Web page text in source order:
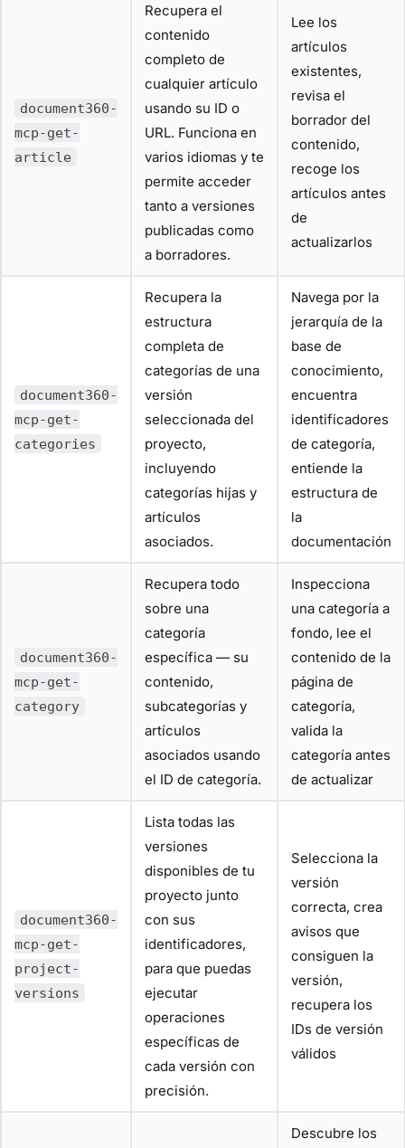
document360-
mcp-get-
article
Recupera el
contenido
completo de
cualquier artículo
usando su ID o
URL. Funciona en
varios idiomas y te
permite acceder
tanto a versiones
publicadas como
a borradores.
Lee los
artículos
existentes,
revisa el
borrador del
contenido,
recoge los
artículos antes
de
actualizarlos
document360-
mcp-get-
categories
Recupera la
estructura
completa de
categorías de una
versión
seleccionada del
proyecto,
incluyendo
categorías hijas y
artículos
asociados.
Navega por la
jerarquía de la
base de
conocimiento,
encuentra
identificadores
de categoría,
entiende la
estructura de
la
documentación
document360-
mcp-get-
category
Recupera todo
sobre una
categoría
específica — su
contenido,
subcategorías y
artículos
asociados usando
el ID de categoría.
Inspecciona
una categoría a
fondo, lee el
contenido de la
página de
categoría,
valida la
categoría antes
de actualizar
document360-
mcp-get-
project-
versions
Lista todas las
versiones
disponibles de tu
proyecto junto
con sus
identificadores,
para que puedas
ejecutar
operaciones
específicas de
cada versión con
precisión.
Selecciona la
versión
correcta, crea
avisos que
consiguen la
versión,
recupera los
IDs de versión
válidos
Descubre los